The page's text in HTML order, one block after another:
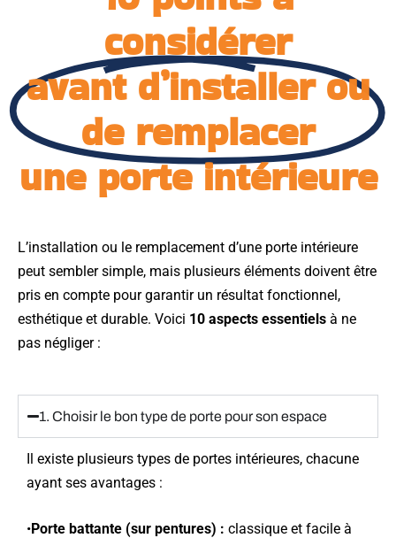
considérer
avant d’installer ou
de remplacer
une porte intérieure
L’installation ou le remplacement d’une porte intérieure
peut sembler simple, mais plusieurs éléments doivent être
pris en compte pour garantir un résultat fonctionnel,
esthétique et durable. Voici 10 aspects essentiels à ne
pas négliger :
1. Choisir le bon type de porte pour son espace
Il existe plusieurs types de portes intérieures, chacune
ayant ses avantages :
•Porte battante (sur pentures) : classique et facile à